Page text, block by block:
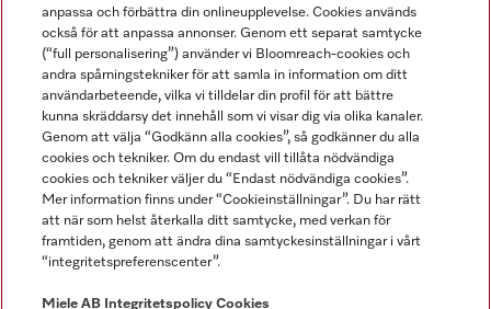
Miele AB
Allmänna villkor
Användarvillkor
Miele tillgänglighetsförklaring
Lagen om digitala tjänster
Miele på LinkedIn
Miele på Facebook
Miele på Instagram
Miele på Youtube
anpassa och förbättra din onlineupplevelse. Cookies används
också för att anpassa annonser. Genom ett separat samtycke
(“full personalisering”) använder vi Bloomreach-cookies och
andra spårningstekniker för att samla in information om ditt
användarbeteende, vilka vi tilldelar din profil för att bättre
kunna skräddarsy det innehåll som vi visar dig via olika kanaler.
Genom att välja “Godkänn alla cookies”, så godkänner du alla
cookies och tekniker. Om du endast vill tillåta nödvändiga
cookies och tekniker väljer du “Endast nödvändiga cookies”.
Mer information finns under “Cookieinställningar”. Du har rätt
att när som helst återkalla ditt samtycke, med verkan för
framtiden, genom att ändra dina samtyckesinställningar i vårt
“integritetspreferenscenter”.
Miele AB Integritetspolicy Cookies